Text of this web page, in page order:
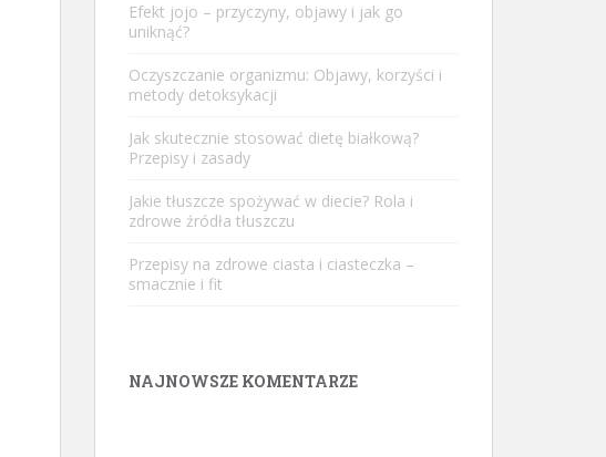
Efekt jojo – przyczyny, objawy i jak go
uniknąć?
Oczyszczanie organizmu: Objawy, korzyści i
metody detoksykacji
Jak skutecznie stosować dietę białkową?
Przepisy i zasady
Jakie tłuszcze spożywać w diecie? Rola i
zdrowe źródła tłuszczu
Przepisy na zdrowe ciasta i ciasteczka –
smacznie i fit
NAJNOWSZE KOMENTARZE